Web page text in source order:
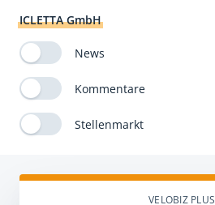
ICLETTA GmbH
News
Kommentare
Stellenmarkt
VELOBIZ PLUS